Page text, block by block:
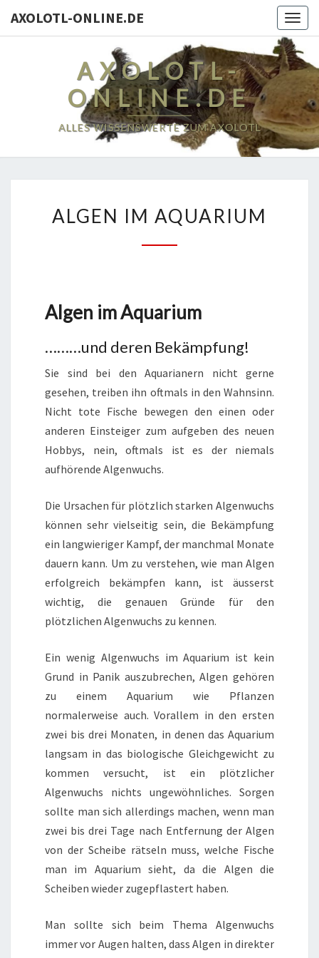
AXOLOTL-ONLINE.DE
AXOLOTL-
ONLINE.DE
ALLES WISSENSWERTE ZUM AXOLOTL
IM
ALGEN IM AQUARIUM
Algen im Aquarium
………und deren Bekämpfung!
Sie sind bei den Aquarianern nicht gerne
gesehen, treiben ihn oftmals in den Wahnsinn.
Nicht tote Fische bewegen den einen oder
anderen Einsteiger zum aufgeben des neuen
Hobbys, nein, oftmals ist es der niemals
aufhörende Algenwuchs.
Die Ursachen für plötzlich starken Algenwuchs
können sehr vielseitig sein, die Bekämpfung
ein langwieriger Kampf, der manchmal Monate
dauern kann. Um zu verstehen, wie man Algen
erfolgreich bekämpfen kann, ist äusserst
wichtig, die genauen Gründe für den
plötzlichen Algenwuchs zu kennen.
Ein wenig Algenwuchs im Aquarium ist kein
Grund in Panik auszubrechen, Algen gehören
zu einem Aquarium wie Pflanzen
normalerweise auch. Vorallem in den ersten
zwei bis drei Monaten, in denen das Aquarium
langsam in das biologische Gleichgewicht zu
kommen versucht, ist ein plötzlicher
Algenwuchs nichts ungewöhnliches. Sorgen
sollte man sich allerdings machen, wenn man
zwei bis drei Tage nach Entfernung der Algen
von der Scheibe rätseln muss, welche Fische
man im Aquarium sieht, da die Algen die
Scheiben wieder zugepflastert haben.
Man sollte sich beim Thema Algenwuchs
immer vor Augen halten, dass Algen in direkter